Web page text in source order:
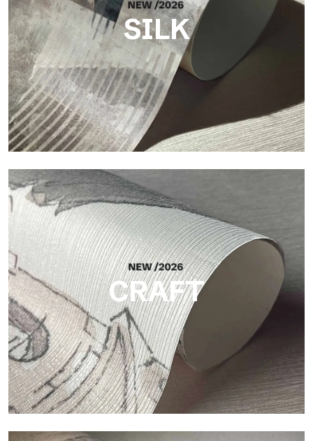
SILK
Silk
Acabado luminoso y elegante, con una sutil trama vertical que
refleja la luz y aporta profundidad a la superficie.
CRAFT